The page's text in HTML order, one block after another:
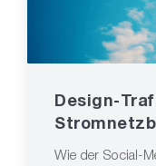
Design-
Wie der Social-